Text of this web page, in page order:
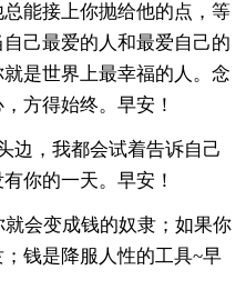
能接上你抛给他的点，等
己最爱的人和最爱自己的
是世界上最幸福的人。念
方得始终。早安！
边，我都会试着告诉自己
你的一天。早安！
会变成钱的奴隶；如果你
钱是降服人性的工具~早